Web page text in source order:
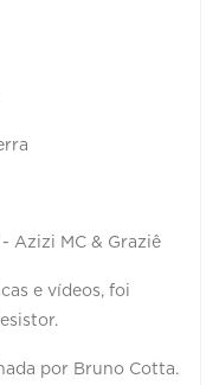
Azizi MC & Graziê
e vídeos, foi
por Bruno Cotta.